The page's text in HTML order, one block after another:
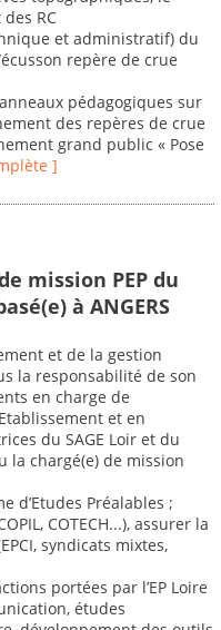
RC
et administratif) du
repère de crue
pédagogiques sur
des repères de crue
grand public « Pose
]
mission PEP du
à ANGERS
et de la gestion
la responsabilité de son
en charge de
et en
du SAGE Loir et du
la chargé(e) de mission
d’Etudes Préalables ;
COTECH...), assurer la
syndicats mixtes,
portées par l’EP Loire
études